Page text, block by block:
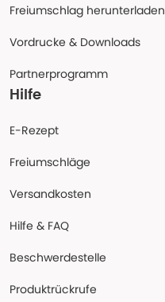
Freiumschlag herunterladen
Vordrucke & Downloads
Partnerprogramm
Hilfe
E-Rezept
Freiumschläge
Versandkosten
Hilfe & FAQ
Beschwerdestelle
Produktrückrufe